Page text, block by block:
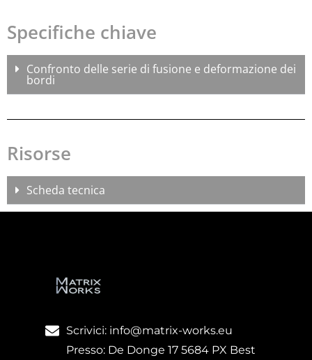
Specifiche chiave
Confronto delle serie di fusione e deformazione dei
bordi
Risorse
Scheda tecnica
Scrivici: info@matrix-works.eu
Presso: De Donge 17 5684 PX Best